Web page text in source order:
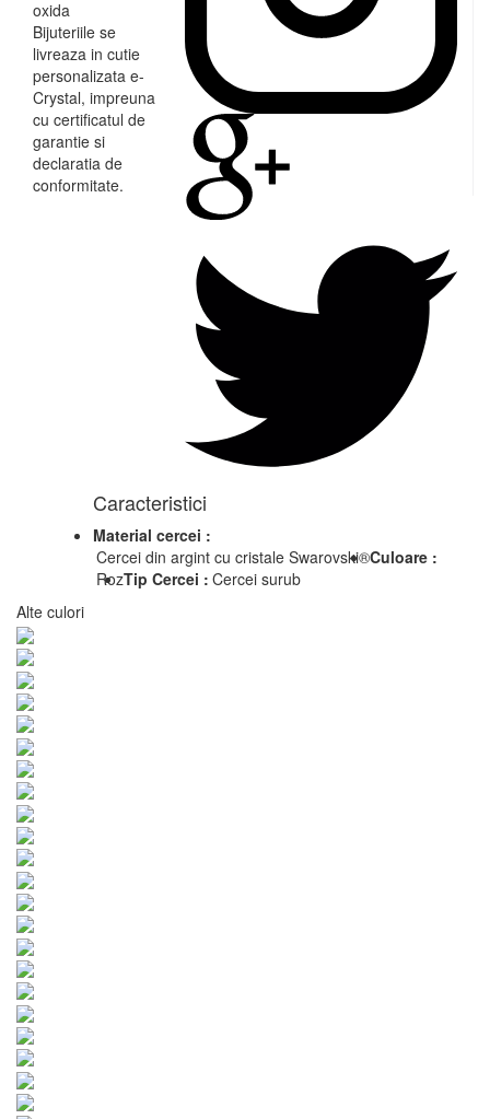
oxida
Bijuteriile se
livreaza in cutie
personalizata e-
Crystal, impreuna
cu certificatul de
garantie si
declaratia de
conformitate.
Caracteristici
Material cercei :
Cercei din argint cu cristale Swarovski®Culoare :
RozTip Cercei : Cercei surub
Alte culori